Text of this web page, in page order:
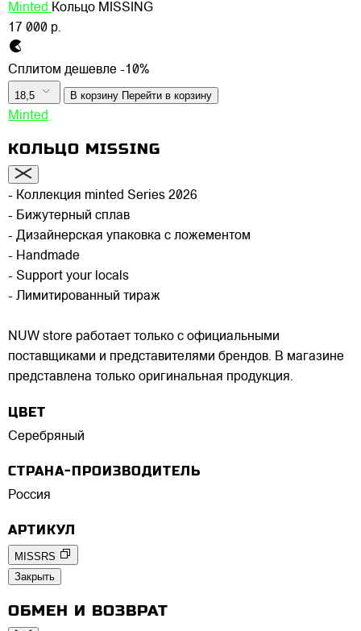
Minted Кольцо MISSING
17 000 р.
Сплитом дешевле -10%
18,5 В корзину Перейти в корзину
Minted
КОЛЬЦО MISSING
- Коллекция minted Series 2026
- Бижутерный сплав
- Дизайнерская упаковка с ложементом
- Handmade
- Support your locals
- Лимитированный тираж
NUW store работает только с официальными
поставщиками и представителями брендов. В магазине
представлена только оригинальная продукция.
ЦВЕТ
Серебряный
СТРАНА-ПРОИЗВОДИТЕЛЬ
Россия
АРТИКУЛ
MISSRS
Закрыть
ОБМЕН И ВОЗВРАТ